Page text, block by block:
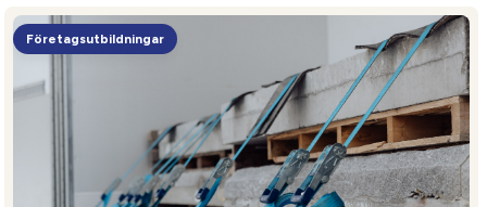
Företagsutbildningar